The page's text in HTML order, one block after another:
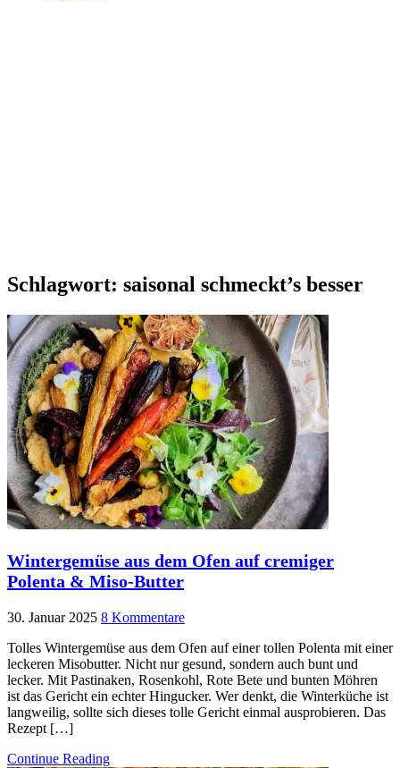
Schlagwort: saisonal schmeckt’s besser
Wintergemüse aus dem Ofen auf cremiger
Polenta & Miso-Butter
30. Januar 2025 8 Kommentare
Tolles Wintergemüse aus dem Ofen auf einer tollen Polenta mit einer
leckeren Misobutter. Nicht nur gesund, sondern auch bunt und
lecker. Mit Pastinaken, Rosenkohl, Rote Bete und bunten Möhren
ist das Gericht ein echter Hingucker. Wer denkt, die Winterküche ist
langweilig, sollte sich dieses tolle Gericht einmal ausprobieren. Das
Rezept […]
Continue Reading